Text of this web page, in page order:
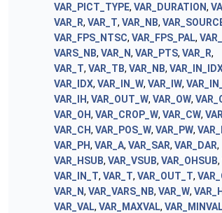
VAR_PICT_TYPE, VAR_DURATION,
VAR_R, VAR_T, VAR_NB,
VAR_FPS_NTSC, VAR_FPS_PAL,
VARS_NB, VAR_N, VAR_PTS, VAR_R,
VAR_T, VAR_TB, VAR_NB,
VAR_IDX, VAR_IN_W, VAR_IW,
VAR_IH, VAR_OUT_W, VAR_OW,
VAR_OH, VAR_CROP_W, VAR_CW,
VAR_CH, VAR_POS_W, VAR_PW,
VAR_PH, VAR_A, VAR_SAR, VAR_DAR,
VAR_HSUB, VAR_VSUB, VAR_OHSUB,
VAR_IN_T, VAR_T, VAR_OUT_T,
VAR_N, VAR_VARS_NB, VAR_W, VAR_H
VAR_VAL, VAR_MAXVAL,